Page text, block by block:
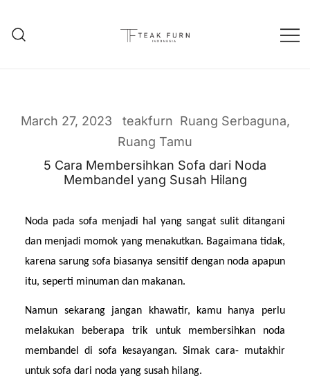
March 27, 2023 teakfurn Ruang Serbaguna,
Ruang Tamu
5 Cara Membersihkan Sofa dari Noda
Membandel yang Susah Hilang
Noda pada sofa menjadi hal yang sangat sulit ditangani
dan menjadi momok yang menakutkan. Bagaimana tidak,
karena sarung sofa biasanya sensitif dengan noda apapun
itu, seperti minuman dan makanan.
Namun sekarang jangan khawatir, kamu hanya perlu
melakukan beberapa trik untuk membersihkan noda
membandel di sofa kesayangan. Simak cara- mutakhir
untuk sofa dari noda yang susah hilang.